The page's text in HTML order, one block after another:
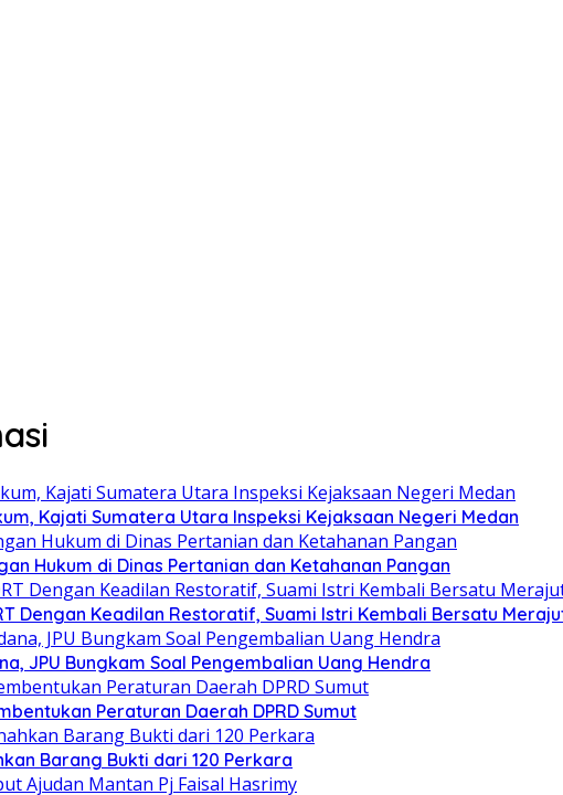
Kajati Sumatera Utara Inspeksi Kejaksaan Negeri Medan
Hukum di Dinas Pertanian dan Ketahanan Pangan
Dengan Keadilan Restoratif, Suami Istri Kembali Bersatu
JPU Bungkam Soal Pengembalian Uang Hendra
Peraturan Daerah DPRD Sumut
Barang Bukti dari 120 Perkara